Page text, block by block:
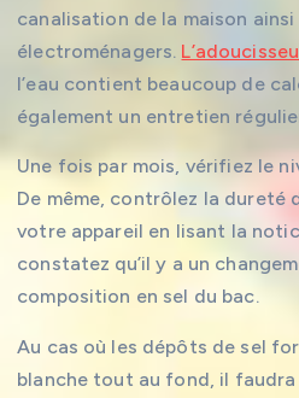
canalisation de la maison
électroménagers.
l’eau contient beaucoup de
également un entretien
Une fois par mois, vérifiez le
De même, contrôlez la dureté
votre appareil en lisant la
constatez qu’il y a un
composition en sel du bac.
Au cas où les dépôts de sel
blanche tout au fond, il